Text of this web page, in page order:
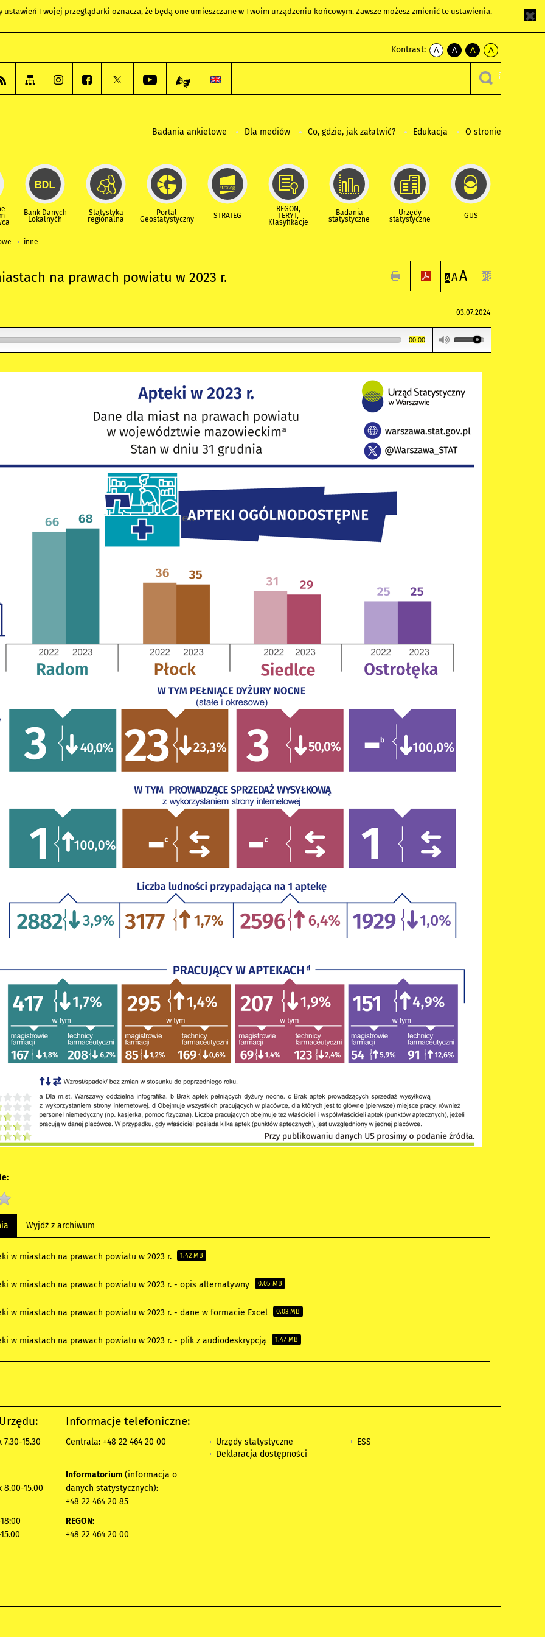
Twojej przeglądarki oznacza, że będą one umieszczane w Twoim urządzeniu końcowym. Zawsze możesz zmienić te ustawienia.
Kontrast:
A
kontrast
A
kontrast
czarnym
A
kontrast
żółty
tekst
czarnym
A
kontrast
czarny
tekst
żółtym
Badania ankietowe Dla mediów Co, gdzie, jak załatwić? Edukacja O stronie
Bank Danych
Lokalnych
Statystyka
regionalna
Portal
Geostatystyczny STRATEG
REGON,
TERYT,
Klasyfikacje
Badania
statystyczne
Urzędy
statystyczne GUS
inne
na prawach powiatu w 2023 r. A AA
03.07.2024
00:00
Wyjdź z archiwum
w miastach na prawach powiatu w 2023 r. 1.42 MB
w miastach na prawach powiatu w 2023 r. - opis alternatywny 0.05 MB
w miastach na prawach powiatu w 2023 r. - dane w formacie Excel 0.03 MB
w miastach na prawach powiatu w 2023 r. - plik z audiodeskrypcją 1.47 MB
15.30
15.00
Informacje telefoniczne:
Centrala: +48 22 464 20 00
Informatorium (informacja o
danych statystycznych):
+48 22 464 20 85
REGON:
+48 22 464 20 00
Urzędy statystyczne
Deklaracja dostępności
ESS